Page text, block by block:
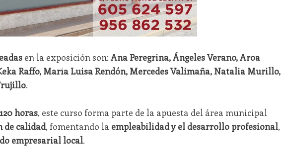
en la exposición son: Ana Peregrina, Ángeles Verano, Aroa
Raffo, María Luisa Rendón, Mercedes Valimaña, Natalia Murillo,
.
120 horas, este curso forma parte de la apuesta del área municipal
de calidad, fomentando la empleabilidad y el desarrollo profesional,
empresarial local.